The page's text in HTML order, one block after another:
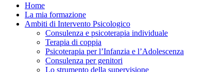
Home
La mia formazione
Ambiti di Intervento Psicologico
Consulenza e psicoterapia individuale
Terapia di coppia
Psicoterapia per l’Infanzia e l’Adolescenza
Consulenza per genitori
Lo strumento della supervisione